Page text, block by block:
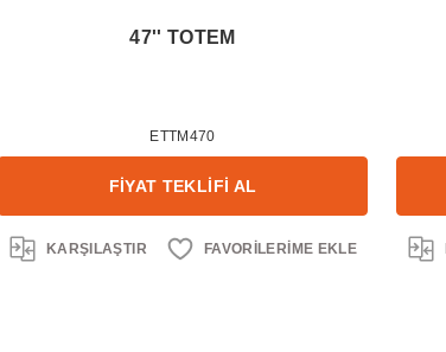
47'' TOTEM
ETTM470
FİYAT TEKLİFİ AL
KARŞILAŞTIR